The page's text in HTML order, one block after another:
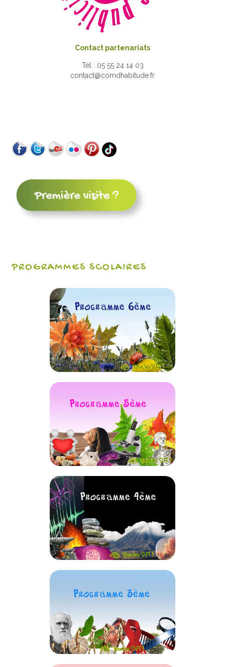
Contact partenariats
Tél : 05 55 24 14 03
contact@comdhabitude.fr
PROGRAMMES SCOLAIRES